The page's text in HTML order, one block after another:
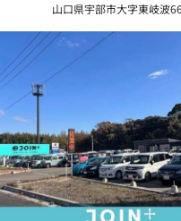
山口県宇部市大字東岐波